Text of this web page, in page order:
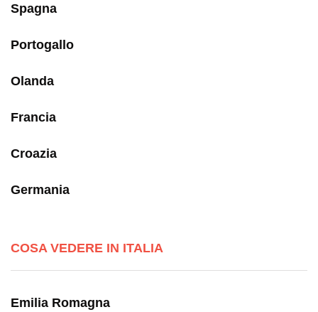
Spagna
Portogallo
Olanda
Francia
Croazia
Germania
COSA VEDERE IN ITALIA
Emilia Romagna